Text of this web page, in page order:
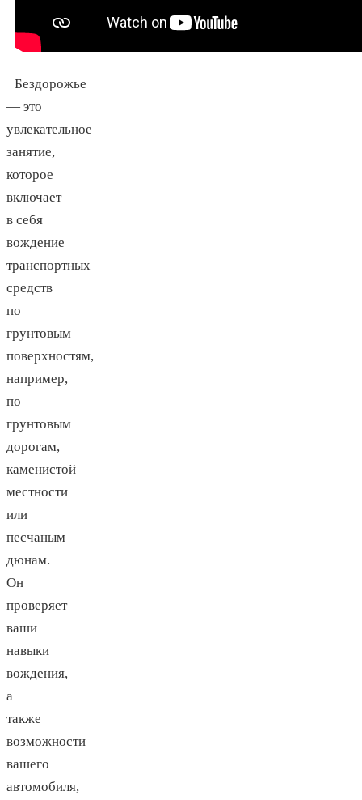
Бездорожье
— это
увлекательное
занятие,
которое
включает
в себя
вождение
транспортных
средств
по
грунтовым
поверхностям,
например,
по
грунтовым
дорогам,
каменистой
местности
или
песчаным
дюнам.
Он
проверяет
ваши
навыки
вождения,
а
также
возможности
вашего
автомобиля,